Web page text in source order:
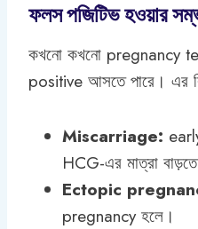
ফলস পজিটিভ হওয়ার
কখনো কখনো pregnancy
positive আসতে পারে। এর
Miscarriage:
HCG-এর মাত্রা
Ectopic
pregnancy হলে।